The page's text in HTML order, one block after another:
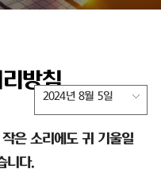
방침
2024년 8월 5일
은 소리에도 귀 기울일
니다.